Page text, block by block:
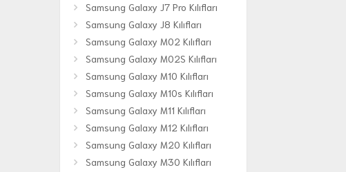
Samsung Galaxy J7 Pro Kılıfları
Samsung Galaxy J8 Kılıfları
Samsung Galaxy M02 Kılıfları
Samsung Galaxy M02S Kılıfları
Samsung Galaxy M10 Kılıfları
Samsung Galaxy M10s Kılıfları
Samsung Galaxy M11 Kılıfları
Samsung Galaxy M12 Kılıfları
Samsung Galaxy M20 Kılıfları
Samsung Galaxy M30 Kılıfları